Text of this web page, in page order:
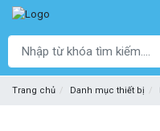
Trang chủ Danh mục thiết bị